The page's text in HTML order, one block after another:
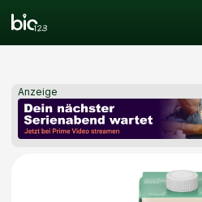
Anzeige